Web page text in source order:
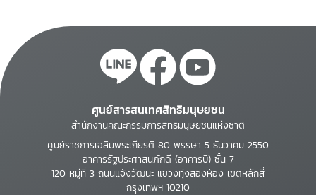
ศูนย์สารสนเทศสิทธิมนุษยชน
สำนักงานคณะกรรมการสิทธิมนุษยชนแห่งชาติ
ศูนย์ราชการเฉลิมพระเกียรติ 80 พรรษา 5 ธันวาคม 2550
อาคารรัฐประศาสนภักดี (อาคารบี) ชั้น 7
120 หมู่ที่ 3 ถนนแจ้งวัฒนะ แขวงทุ่งสองห้อง เขตหลักสี่
กรุงเทพฯ 10210